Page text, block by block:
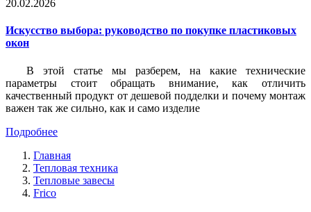
20.02.2026
Искусство выбора: руководство по покупке пластиковых
окон
В этой статье мы разберем, на какие технические
параметры стоит обращать внимание, как отличить
качественный продукт от дешевой подделки и почему монтаж
важен так же сильно, как и само изделие
Подробнее
Главная
Тепловая техника
Тепловые завесы
Frico